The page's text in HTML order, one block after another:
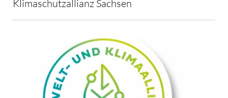
Klimaschutzallianz Sachsen